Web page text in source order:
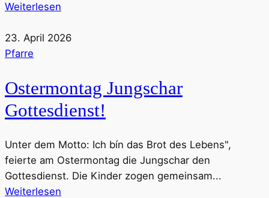
Weiterlesen
23. April 2026
Pfarre
Ostermontag Jungschar
Gottesdienst!
Unter dem Motto: Ich bín das Brot des Lebens",
feierte am Ostermontag die Jungschar den
Gottesdienst. Die Kinder zogen gemeinsam...
Weiterlesen